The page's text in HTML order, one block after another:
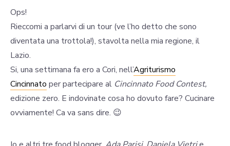
Ops!
Rieccomi a parlarvi di un tour (ve l’ho detto che sono
diventata una trottola!), stavolta nella mia regione, il
Lazio.
Si, una settimana fa ero a Cori, nell’Agriturismo
Cincinnato per partecipare al Cincinnato Food Contest,
edizione zero. E indovinate cosa ho dovuto fare? Cucinare
ovviamente! Ca va sans dire. 😉